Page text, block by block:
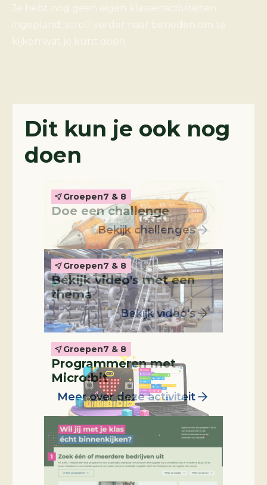
Je hebt nog geen eigen klassenactiviteiten
ingepland, scroll verder naar beneden om te
kijken wat je kunt doen.
Dit kun je ook nog
doen
Groepen7 & 8
Doe een challenge
Bekijk challenges
Groepen7 & 8
Bekijk video's met een
thema
Bekijk video's
Leskist
Groepen7 & 8
Programmeren met
Micro:bit
Meer over deze activiteit